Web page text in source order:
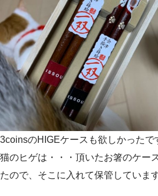
3coinsのHIGEケースも欲しかったで
猫のヒゲは・・・頂いたお箸のケー
たので、そこに入れて保管していま